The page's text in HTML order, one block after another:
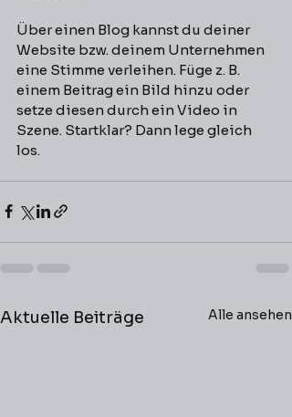
Über einen Blog kannst du deiner
Website bzw. deinem Unternehmen
eine Stimme verleihen. Füge z. B.
einem Beitrag ein Bild hinzu oder
setze diesen durch ein Video in
Szene. Startklar? Dann lege gleich
los.
Aktuelle Beiträge Alle ansehen